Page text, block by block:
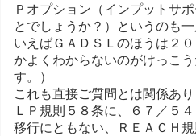
Ｐオプション（インプットサ
とでしょうか？）というのも
いえばＧＡＤＳＬのほうは２
かよくわからないのがけっこ
す。）
これも直接ご質問とは関係あ
ＬＰ規則５８条に、６７／５
移行にともない、ＲＥＡＣＨ